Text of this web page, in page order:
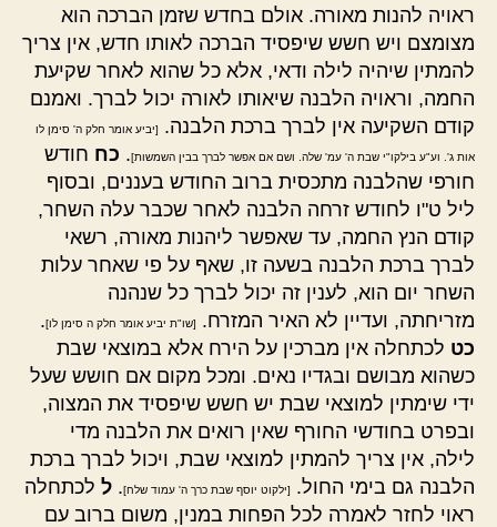
ראויה להנות מאורה. אולם בחדש שזמן הברכה הוא
מצומצם ויש חשש שיפסיד הברכה לאותו חדש, אין צריך
להמתין שיהיה לילה ודאי, אלא כל שהוא לאחר שקיעת
החמה, וראויה הלבנה שיאותו לאורה יכול לברך. ואמנם
קודם השקיעה אין לברך ברכת הלבנה.
[יביע אומר חלק ה' סימן לו
אות ג'. וע"ע בילקו"י שבת ה' עמ' שלה. ושם אם אפשר לברך בבין השמשות]. כח חודש
חורפי שהלבנה מתכסית ברוב החודש בעננים, ובסוף
ליל ט"ו לחודש זרחה הלבנה לאחר שכבר עלה השחר,
קודם הנץ החמה, עד שאפשר ליהנות מאורה, רשאי
לברך ברכת הלבנה בשעה זו, שאף על פי שאחר עלות
השחר יום הוא, לענין זה יכול לברך כל שנהנה
מזריחתה, ועדיין לא האיר המזרח.
[שו"ת יביע אומר חלק ה סימן לו].
כט לכתחלה אין מברכין על הירח אלא במוצאי שבת
כשהוא מבושם ובגדיו נאים. ומכל מקום אם חושש שעל
ידי שימתין למוצאי שבת יש חשש שיפסיד את המצוה,
ובפרט בחודשי החורף שאין רואים את הלבנה מדי
לילה, אין צריך להמתין למוצאי שבת, ויכול לברך ברכת
הלבנה גם בימי החול.
[ילקוט יוסף שבת כרך ה' עמוד שלח]. ל לכתחלה
ראוי לחזר לאמרה לכל הפחות במנין, משום ברוב עם